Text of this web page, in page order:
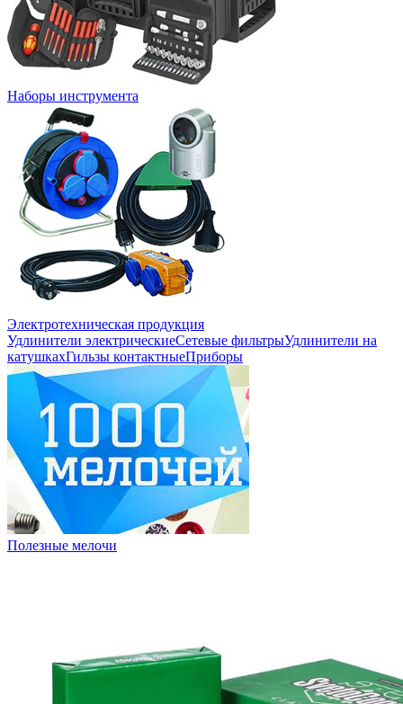
Наборы инструмента
Электротехническая продукция
Удлинители электрическиеСетевые фильтрыУдлинители на
катушкахГильзы контактныеПриборы
Полезные мелочи